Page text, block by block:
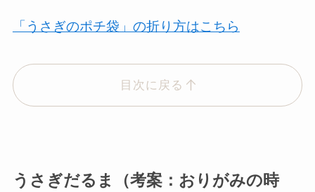
「うさぎのポチ袋」の折り方はこちら
目次に戻る
うさぎだるま（考案：おりがみの時